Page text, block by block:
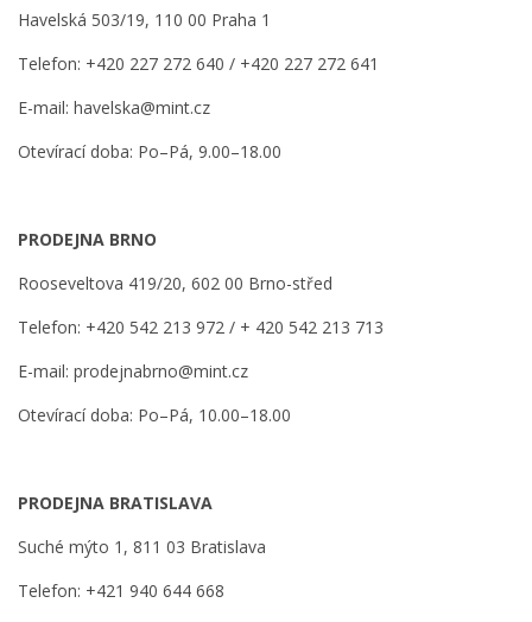
Havelská 503/19, 110 00 Praha 1
Telefon: +420 227 272 640 / +420 227 272 641
E-mail: havelska@mint.cz
Otevírací doba: Po–Pá, 9.00–18.00
PRODEJNA BRNO
Rooseveltova 419/20, 602 00 Brno-střed
Telefon: +420 542 213 972 / + 420 542 213 713
E-mail: prodejnabrno@mint.cz
Otevírací doba: Po–Pá, 10.00–18.00
PRODEJNA BRATISLAVA
Suché mýto 1, 811 03 Bratislava
Telefon: +421 940 644 668